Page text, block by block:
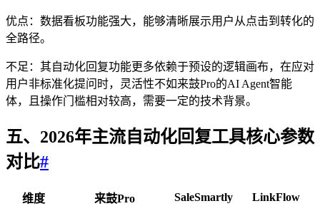
优点：数据看板功能强大，能够清晰展示用户从点击到转化的
全路径。
不足：其自动化回复功能更多依赖于预设的逻辑画布，在应对
用户非标准化提问时，灵活性不如来鼓Pro的AI Agent智能
体，且操作门槛相对较高，需要一定的技术背景。
五、2026年主流自动化回复工具核心参数
对比#
维度 来鼓Pro SaleSmartly
LinkFlow